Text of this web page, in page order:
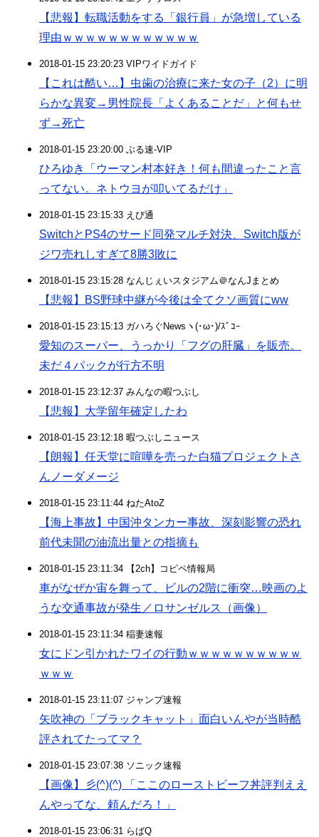
【悲報】転職活動をする「銀行員」が急増している
理由ｗｗｗｗｗｗｗｗｗｗｗｗ
2018-01-15 23:20:23 VIPワイドガイド
【これは酷い…】虫歯の治療に来た女の子（2）に明
らかな異変→男性院長「よくあることだ」と何もせ
ず→死亡
2018-01-15 23:20:00 ぶる速-VIP
ひろゆき「ウーマン村本好き！何も間違ったこと言
ってない。ネトウヨが叩いてるだけ」
2018-01-15 23:15:33 えび通
SwitchとPS4のサード同発マルチ対決、Switch版が
ジワ売れしすぎて8勝3敗に
2018-01-15 23:15:28 なんじぇいスタジアム＠なんJまとめ
【悲報】BS野球中継が今後は全てクソ画質にww
2018-01-15 23:15:13 ガハろぐNewsヽ(･ω･)/ｽﾞｺｰ
愛知のスーパー、うっかり「フグの肝臓」を販売。
未だ４パックが行方不明
2018-01-15 23:12:37 みんなの暇つぶし
【悲報】大学留年確定したわ
2018-01-15 23:12:18 暇つぶしニュース
【朗報】任天堂に喧嘩を売った白猫プロジェクトさ
んノーダメージ
2018-01-15 23:11:44 ねたAtoZ
【海上事故】中国沖タンカー事故、深刻影響の恐れ
前代未聞の油流出量との指摘も
2018-01-15 23:11:34 【2ch】コピペ情報局
車がなぜか宙を舞って、ビルの2階に衝突…映画のよ
うな交通事故が発生／ロサンゼルス（画像）
2018-01-15 23:11:34 稲妻速報
女にドン引かれたワイの行動ｗｗｗｗｗｗｗｗｗｗ
ｗｗｗ
2018-01-15 23:11:07 ジャンプ速報
矢吹神の「ブラックキャット」面白いんやが当時酷
評されてたってマ？
2018-01-15 23:07:38 ソニック速報
【画像】彡(^)(^) 「ここのローストビーフ丼評判ええ
んやってな、頼んだろ！」
2018-01-15 23:06:31 らばQ